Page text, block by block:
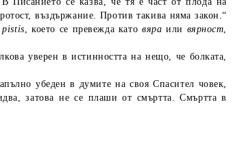
въздържание. Против такива няма закон.“
pistis , което се превежда като вяра или вярност
уверен в истинността на нещо, че болката,
убеден в думите на своя Спасител човек,
затова не се плаши от смъртта. Смъртта в